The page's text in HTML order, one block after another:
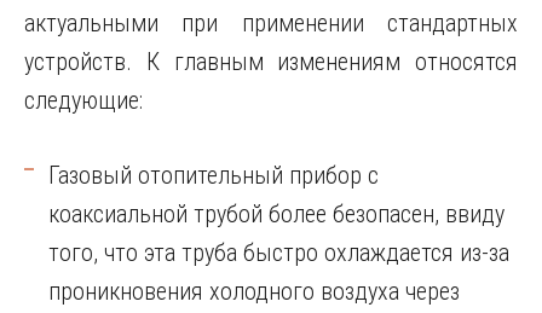
актуальными при применении стандартных
устройств. К главным изменениям относятся
следующие:
Газовый отопительный прибор с
коаксиальной трубой более безопасен, ввиду
того, что эта труба быстро охлаждается из-за
проникновения холодного воздуха через